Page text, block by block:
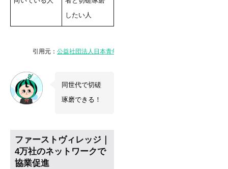
したい人
引用元： 公益社団法人日本青年会議所
同世代で切磋
琢磨できる！
ファーストヴィレッジ｜
4万社のネットワークで
協業促進